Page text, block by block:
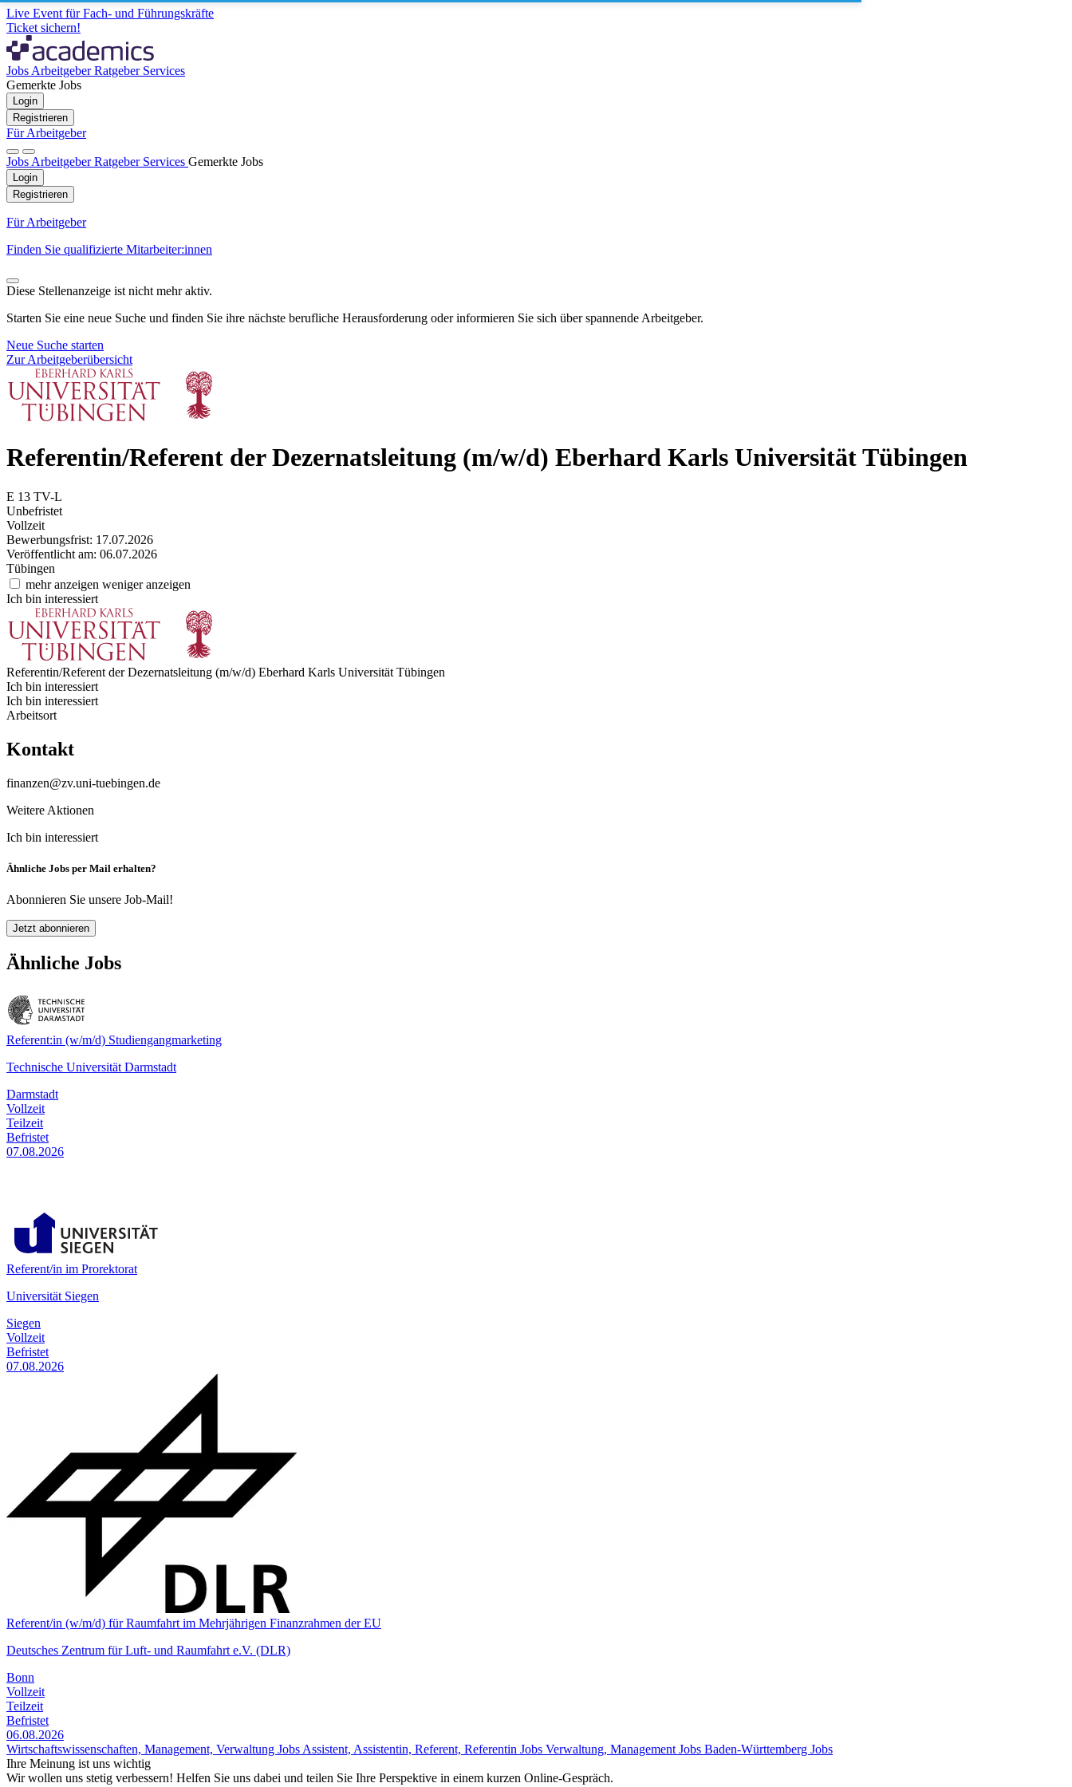
Live Event für Fach- und Führungskräfte
Ticket sichern!
Jobs ArbeitgeberRatgeber Services
Gemerkte Jobs
Login
Registrieren
Für Arbeitgeber
Jobs ArbeitgeberRatgeber Services Gemerkte Jobs
Login
Registrieren
Für Arbeitgeber
Finden Sie qualifizierte Mitarbeiter:innen
Diese Stellenanzeige ist nicht mehr aktiv.
Starten Sie eine neue Suche und finden Sie ihre nächste berufliche Herausforderung oder informieren Sie sich über spannende Arbeitgeber.
Neue Suche starten
Zur Arbeitgeberübersicht
Referentin/Referent der Dezernatsleitung (m/w/d) Eberhard Karls Universität Tübingen
E 13 TV-L
Unbefristet
Vollzeit
Bewerbungsfrist: 17.07.2026
Veröffentlicht am: 06.07.2026
Tübingen
mehr anzeigen weniger anzeigen
Ich bin interessiert
Referentin/Referent der Dezernatsleitung (m/w/d) Eberhard Karls Universität Tübingen
Ich bin interessiert
Ich bin interessiert
Arbeitsort
Kontakt
finanzen@zv.uni-tuebingen.de
Weitere Aktionen
Ich bin interessiert
Ähnliche Jobs per Mail erhalten?
Abonnieren Sie unsere Job-Mail!
Jetzt abonnieren
Ähnliche Jobs
Referent:in (w/m/d) Studiengangmarketing
Technische Universität Darmstadt
Darmstadt
Vollzeit
Teilzeit
Befristet
07.08.2026
Referent/in im Prorektorat
Universität Siegen
Siegen
Vollzeit
Befristet
07.08.2026
Referent/in (w/m/d) für Raumfahrt im Mehrjährigen Finanz­rahmen der EU
Deutsches Zentrum für Luft- und Raumfahrt e.V. (DLR)
Bonn
Vollzeit
Teilzeit
Befristet
06.08.2026
Wirtschaftswissenschaften, Management, Verwaltung Jobs Assistent, Assistentin, Referent, Referentin Jobs Verwaltung, Management Jobs Baden-Württemberg Jobs
Ihre Meinung ist uns wichtig
Wir wollen uns stetig verbessern! Helfen Sie uns dabei und teilen Sie Ihre Perspektive in einem kurzen Online-Gespräch.